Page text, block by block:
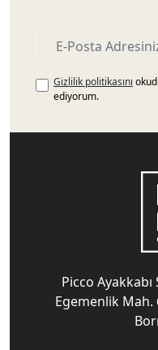
Gizlilik politikasını
ediyorum.
Picco
Egemenlik Mah.